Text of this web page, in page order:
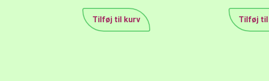
Tilføj til kurv Tilføj til